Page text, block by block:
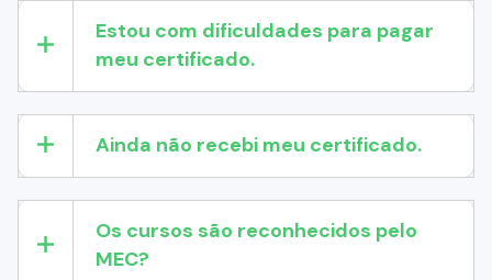
Estou com dificuldades para pagar
meu certificado.
Ainda não recebi meu certificado.
Os cursos são reconhecidos pelo
MEC?